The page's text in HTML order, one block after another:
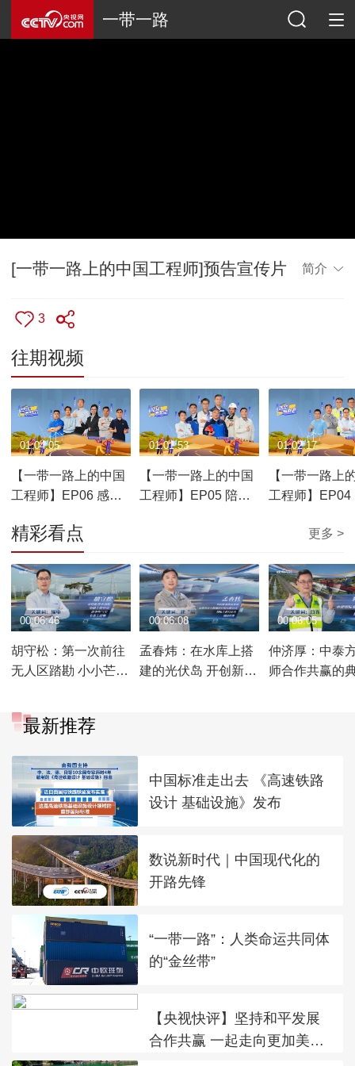
一带一路
[一带一路上的中国工程师]预告宣传片 简介
3
往期视频
【一带一路上的中国
工程师】EP06 感动
01:04:05
【一带一路上的中国
工程师】EP05 陪伴
01:01:53
【一带一路上
工程师】EP04
01:02:17
精彩看点 更多 >
胡守松：第一次前往
无人区踏勘 小小芒果
00:06:46
孟春炜：在水库上搭
建的光伏岛 开创新能
00:06:08
仲济厚：中泰
师合作共赢的
00:06:05
最新推荐
中国标准走出去 《高速铁路
设计 基础设施》发布
数说新时代｜中国现代化的
开路先锋
“一带一路”：人类命运共同体
的“金丝带”
【央视快评】坚持和平发展
合作共赢 一起走向更加美好